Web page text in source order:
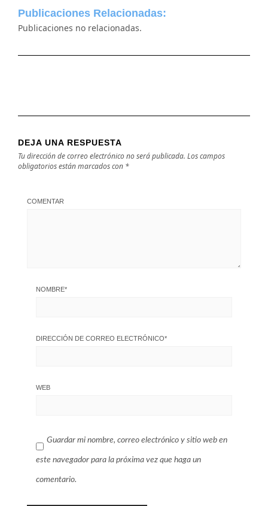
Publicaciones Relacionadas:
Publicaciones no relacionadas.
DEJA UNA RESPUESTA
Tu dirección de correo electrónico no será publicada. Los campos
obligatorios están marcados con *
COMENTAR
NOMBRE*
DIRECCIÓN DE CORREO ELECTRÓNICO*
WEB
Guardar mi nombre, correo electrónico y sitio web en
este navegador para la próxima vez que haga un
comentario.